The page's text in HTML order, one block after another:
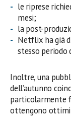
le riprese
mesi;
la post-
Netflix ha già
stesso periodo
Inoltre, una
dell’autunno
particolarmente
ottengono